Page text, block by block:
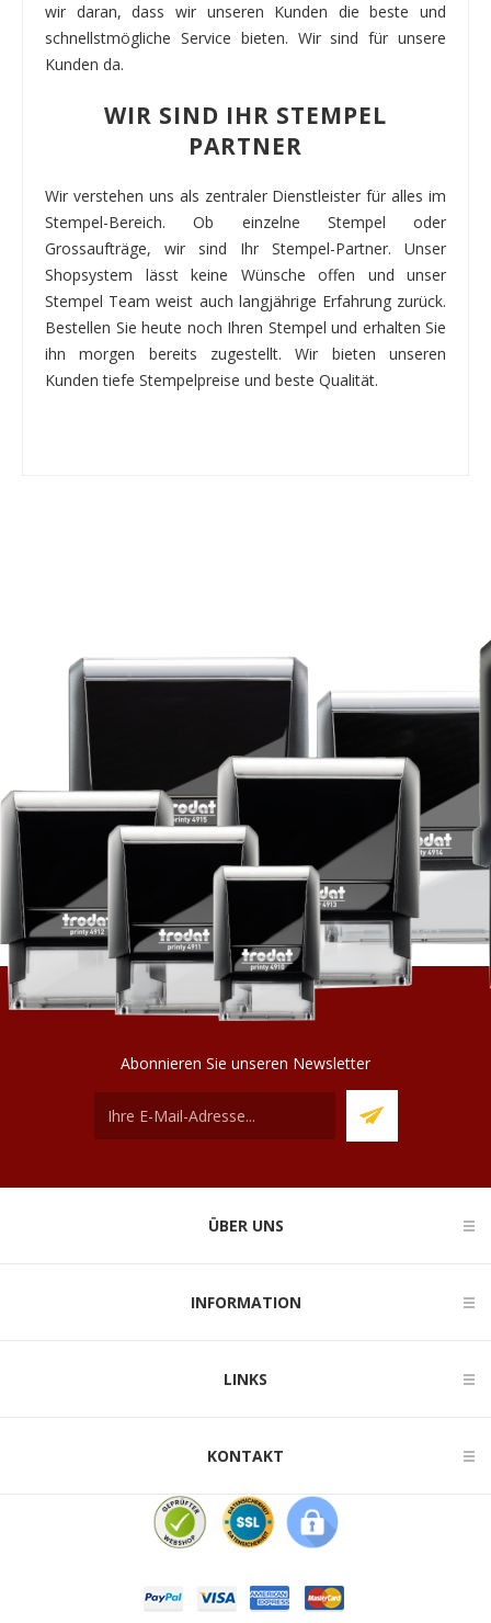
wir daran, dass wir unseren Kunden die beste und
schnellstmögliche Service bieten. Wir sind für unsere
Kunden da.
WIR SIND IHR STEMPEL
PARTNER
Wir verstehen uns als zentraler Dienstleister für alles im
Stempel-Bereich. Ob einzelne Stempel oder
Grossaufträge, wir sind Ihr Stempel-Partner. Unser
Shopsystem lässt keine Wünsche offen und unser
Stempel Team weist auch langjährige Erfahrung zurück.
Bestellen Sie heute noch Ihren Stempel und erhalten Sie
ihn morgen bereits zugestellt. Wir bieten unseren
Kunden tiefe Stempelpreise und beste Qualität.
Abonnieren Sie unseren Newsletter
ÜBER UNS
INFORMATION
LINKS
KONTAKT